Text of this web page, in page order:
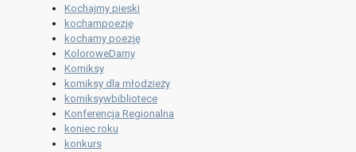
Kochajmy pieski
kochampoezję
kochamy poezję
KoloroweDamy
Komiksy
komiksy dla młodzieży
komiksywbibliotece
Konferencja Regionalna
koniec roku
konkurs